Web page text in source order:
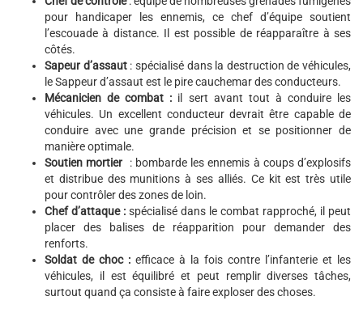
pour handicaper les ennemis, ce chef d’équipe soutient
l’escouade à distance. Il est possible de réapparaître à ses
côtés.
Sapeur d’assaut : spécialisé dans la destruction de véhicules,
le Sappeur d’assaut est le pire cauchemar des conducteurs.
Mécanicien de combat : il sert avant tout à conduire les
véhicules. Un excellent conducteur devrait être capable de
conduire avec une grande précision et se positionner de
manière optimale.
Soutien mortier
: bombarde les ennemis à coups d’explosifs
et distribue des munitions à ses alliés. Ce kit est très utile
pour contrôler des zones de loin.
Chef d’attaque : spécialisé dans le combat rapproché, il peut
placer des balises de réapparition pour demander des
renforts.
Soldat de choc : efficace à la fois contre l’infanterie et les
véhicules, il est équilibré et peut remplir diverses tâches,
surtout quand ça consiste à faire exploser des choses.